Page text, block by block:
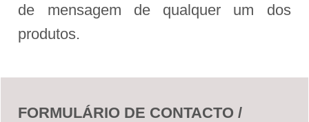
de mensagem de qualquer um dos
produtos.
FORMULÁRIO DE CONTACTO /